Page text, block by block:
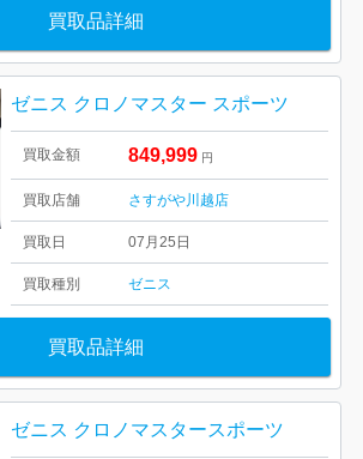
買取品詳細
ゼニス クロノマスター スポーツ
買取金額 849,999 円
買取店舗 さすがや川越店
買取日 07月25日
買取種別 ゼニス
買取品詳細
ゼニス クロノマスタースポーツ